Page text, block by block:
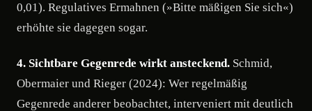
0,01). Regulatives Ermahnen (»Bitte mäßigen Sie sich«)
erhöhte sie dagegen sogar.
4. Sichtbare Gegenrede wirkt ansteckend. Schmid,
Obermaier und Rieger (2024): Wer regelmäßig
Gegenrede anderer beobachtet, interveniert mit deutlich